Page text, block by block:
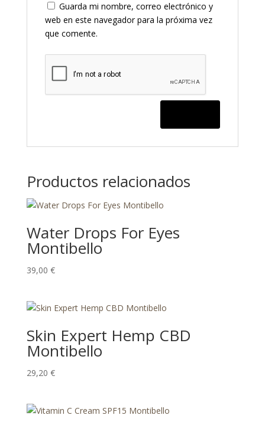
Guarda mi nombre, correo electrónico y
web en este navegador para la próxima vez
que comente.
Productos relacionados
Water Drops For Eyes
Montibello
39,00 €
Skin Expert Hemp CBD
Montibello
29,20 €